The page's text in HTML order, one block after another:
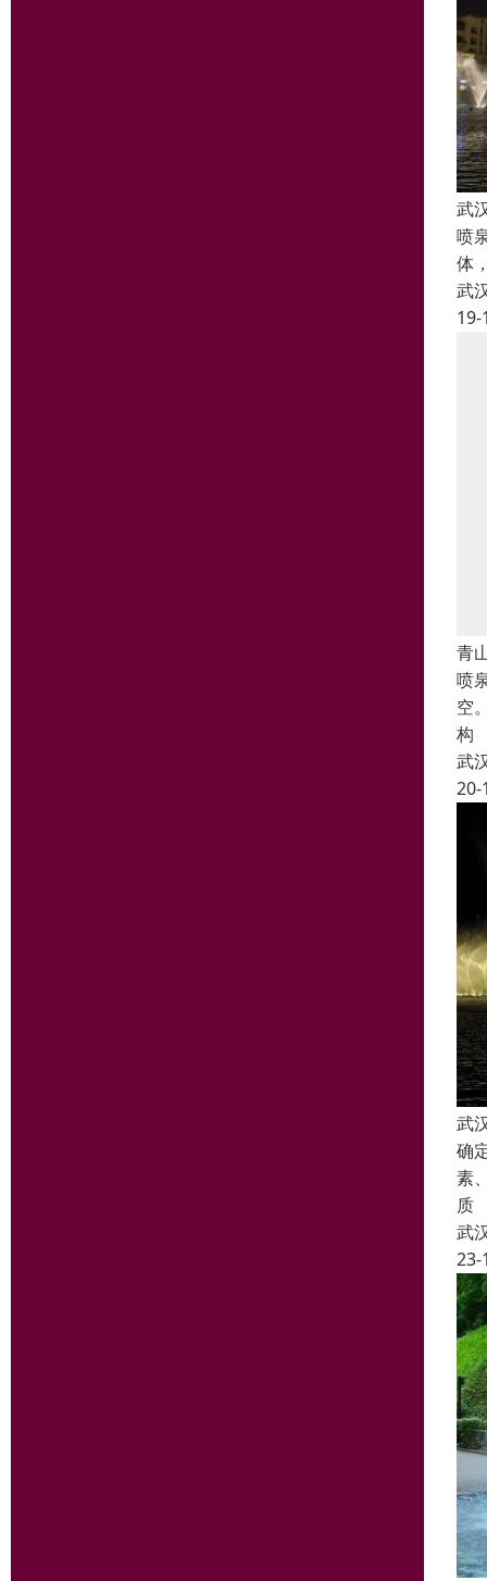
武
喷
体
武
19-
青
喷
空
构
武
20-
武
确
素
质
武
23-